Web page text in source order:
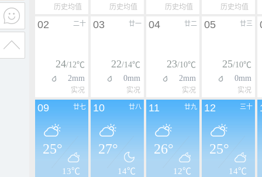
历史均值 历史均值 历史均值 历史均值
二十
02
24/12℃
2mm
实况
廿一
03
22/14℃
0mm
实况
廿二
04
23/10℃
2mm
实况
廿三
05
25/10℃
0mm
实况
廿七
09
25°
13℃
廿八
10
27°
14℃
廿九
11
26°
12℃
三十
12
25°
14℃